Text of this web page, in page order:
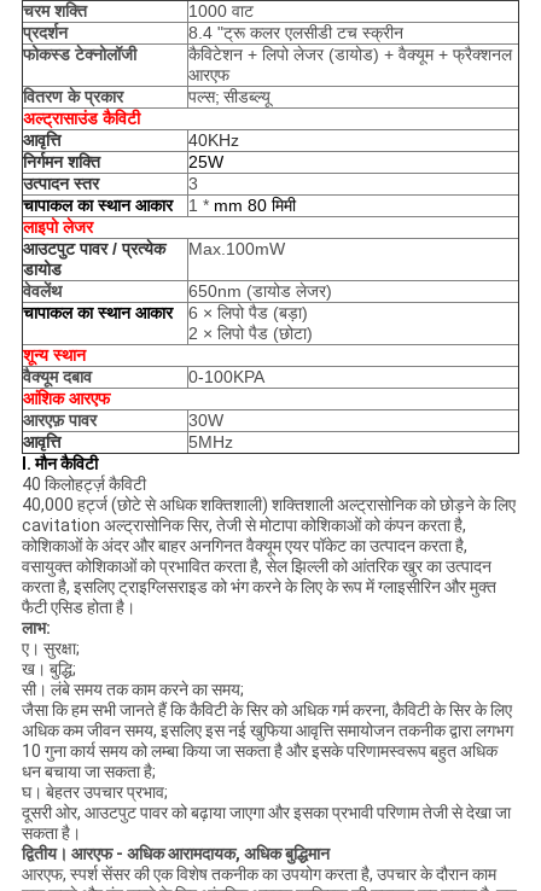
चरम शक्ति
1000 वाट
प्रदर्शन
8.4 "ट्रू कलर एलसीडी टच स्क्रीन
फोकस्ड टेक्नोलॉजी
कैविटेशन + लिपो लेजर (डायोड) + वैक्यूम + फ्रैक्शनल
आरएफ
वितरण के प्रकार
पल्स; सीडब्ल्यू
अल्ट्रासाउंड कैविटी
आवृत्ति
40KHz
निर्गमन शक्ति
25W
उत्पादन स्तर
3
चापाकल का स्थान आकार
1 * mm 80 मिमी
लाइपो लेजर
आउटपुट पावर / प्रत्येक
डायोड
Max.100mW
वेवलेंथ
650nm (डायोड लेजर)
चापाकल का स्थान आकार
6 × लिपो पैड (बड़ा)
2 × लिपो पैड (छोटा)
शून्य स्थान
वैक्यूम दबाव
0-100KPA
आंशिक आरएफ
आरएफ़ पावर
30W
आवृत्ति
5MHz
I. मौन कैविटी
40 किलोहर्ट्ज़ कैविटी
40,000 हर्ट्ज (छोटे से अधिक शक्तिशाली) शक्तिशाली अल्ट्रासोनिक को छोड़ने के लिए
cavitation अल्ट्रासोनिक सिर, तेजी से मोटापा कोशिकाओं को कंपन करता है,
कोशिकाओं के अंदर और बाहर अनगिनत वैक्यूम एयर पॉकेट का उत्पादन करता है,
वसायुक्त कोशिकाओं को प्रभावित करता है, सेल झिल्ली को आंतरिक खुर का उत्पादन
करता है, इसलिए ट्राइग्लिसराइड को भंग करने के लिए के रूप में ग्लाइसीरिन और मुक्त
फैटी एसिड होता है।
लाभ:
ए। सुरक्षा;
ख। बुद्धि;
सी। लंबे समय तक काम करने का समय;
जैसा कि हम सभी जानते हैं कि कैविटी के सिर को अधिक गर्म करना, कैविटी के सिर के लिए
अधिक कम जीवन समय, इसलिए इस नई खुफिया आवृत्ति समायोजन तकनीक द्वारा लगभग
10 गुना कार्य समय को लम्बा किया जा सकता है और इसके परिणामस्वरूप बहुत अधिक
धन बचाया जा सकता है;
घ। बेहतर उपचार प्रभाव;
दूसरी ओर, आउटपुट पावर को बढ़ाया जाएगा और इसका प्रभावी परिणाम तेजी से देखा जा
सकता है।
द्वितीय। आरएफ - अधिक आरामदायक, अधिक बुद्धिमान
आरएफ, स्पर्श सेंसर की एक विशेष तकनीक का उपयोग करता है, उपचार के दौरान काम